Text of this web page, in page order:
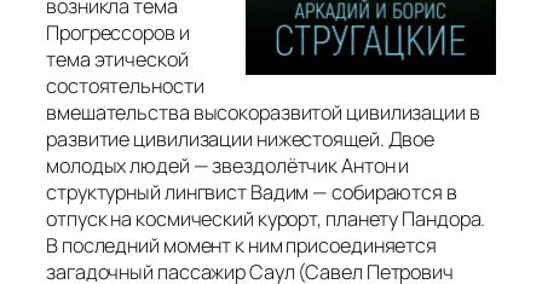
возникла тема
Прогрессоров и
тема этической
состоятельности
вмешательства высокоразвитой цивилизации в
развитие цивилизации нижестоящей. Двое
молодых людей — звездолётчик Антон и
структурный лингвист Вадим — собираются в
отпуск на космический курорт, планету Пандора.
В последний момент к ним присоединяется
загадочный пассажир Саул (Савел Петрович